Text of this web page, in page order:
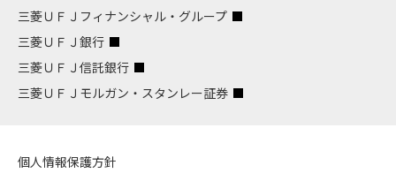
三菱ＵＦＪフィナンシャル・グループ
三菱ＵＦＪ銀行
三菱ＵＦＪ信託銀行
三菱ＵＦＪモルガン・スタンレー証券
個人情報保護方針